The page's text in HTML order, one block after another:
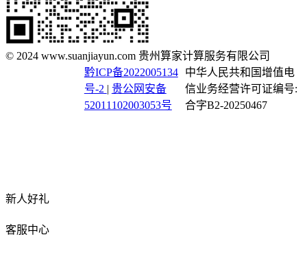
© 2024 www.suanjiayun.com 贵州算家计算服务有限公司
黔ICP备2022005134
号-2 | 贵公网安备
52011102003053号
中华人民共和国增值电
信业务经营许可证编号:
合字B2-20250467
新人好礼
客服中心